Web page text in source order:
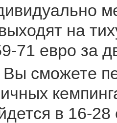
на
71 евро за
Вы сможете
в 16-28